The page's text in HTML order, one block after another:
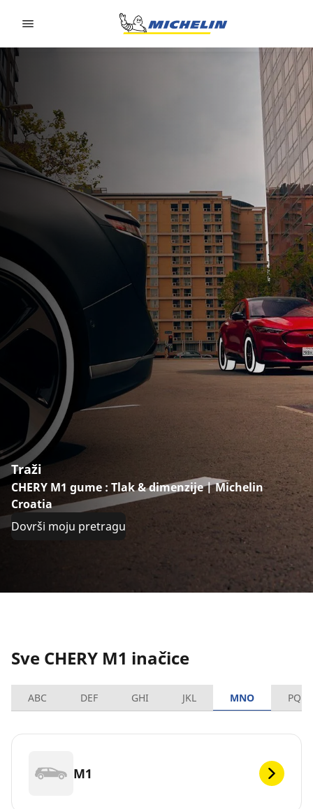
Traži
CHERY M1 gume : Tlak & dimenzije | Michelin
Croatia
Dovrši moju pretragu
Sve CHERY M1 inačice
ABC DEF GHI JKL MNO PQRS
M1